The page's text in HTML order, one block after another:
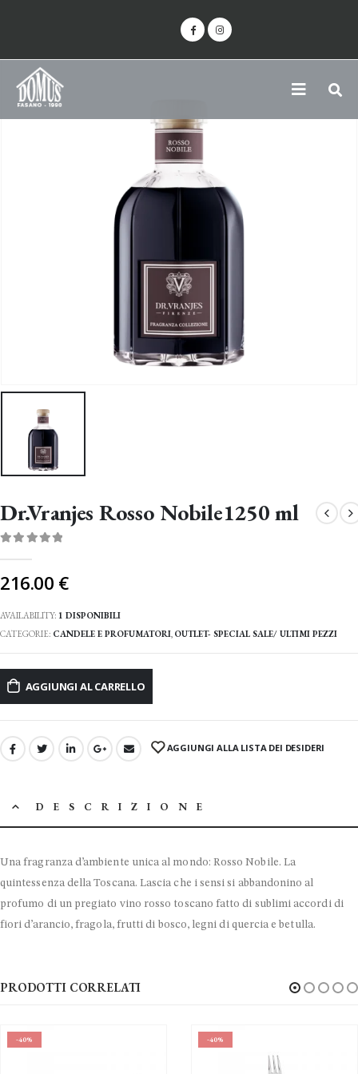
Dr.Vranjes Rosso Nobile1250 ml
216.00 €
AVAILABILITY: 1 DISPONIBILI
CATEGORIE: CANDELE E PROFUMATORI, OUTLET- SPECIAL SALE/ ULTIMI PEZZI
AGGIUNGI AL CARRELLO
AGGIUNGI ALLA LISTA DEI DESIDERI
DESCRIZIONE
Una fragranza d’ambiente unica al mondo: Rosso Nobile. La
quintessenza della Toscana. Lascia che i sensi si abbandonino al
profumo di un pregiato vino rosso toscano fatto di sublimi accordi di
fiori d’arancio, fragola, frutti di bosco, legni di quercia e betulla.
PRODOTTI CORRELATI
-40% -40%